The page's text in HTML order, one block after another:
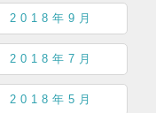
2018年9月
2018年7月
2018年5月